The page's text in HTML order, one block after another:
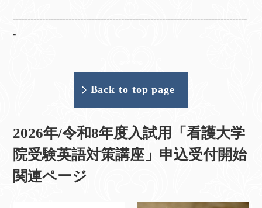
--------------------------------------------------------------------------------
-
Back to top page
2026年/令和8年度入試用「看護大学
院受験英語対策講座」申込受付開始
関連ページ